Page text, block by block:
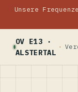
Unsere
OV E13 ·
ALSTERTAL